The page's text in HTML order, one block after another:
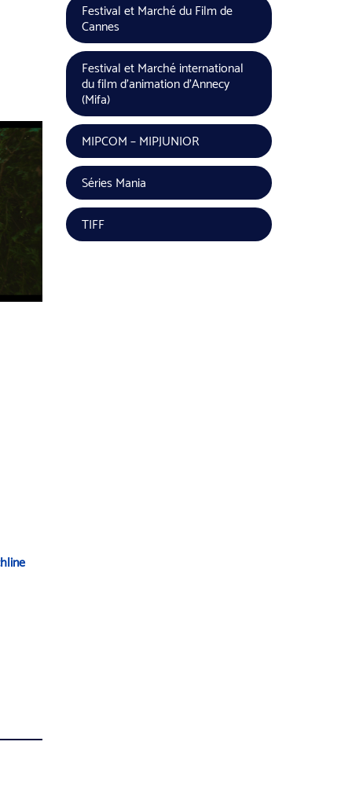
Festival et Marché du Film de
Cannes
Festival et Marché international
du film d’animation d’Annecy
(Mifa)
MIPCOM – MIPJUNIOR
Séries Mania
TIFF